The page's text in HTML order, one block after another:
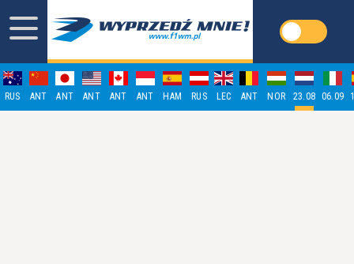
RUS ANT ANT ANT ANT ANT HAM RUS LEC ANT NOR 23.08 06.09